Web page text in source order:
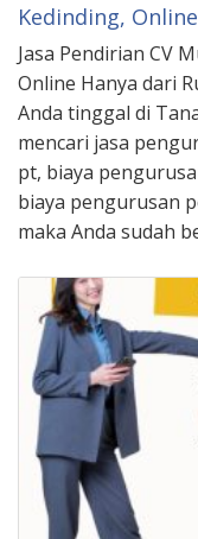
Kedinding,
Jasa Pendirian CV
Online Hanya dari
Anda tinggal di
mencari jasa
pt, biaya
biaya pengurusan
maka Anda sudah